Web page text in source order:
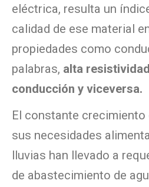
eléctrica, resulta un
calidad de ese material
propiedades como
palabras, alta
conducción y viceversa.
El constante crecimiento
sus necesidades
lluvias han llevado a
de abastecimiento de